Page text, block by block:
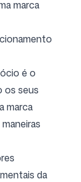
marca
é o
os seus
marca
da